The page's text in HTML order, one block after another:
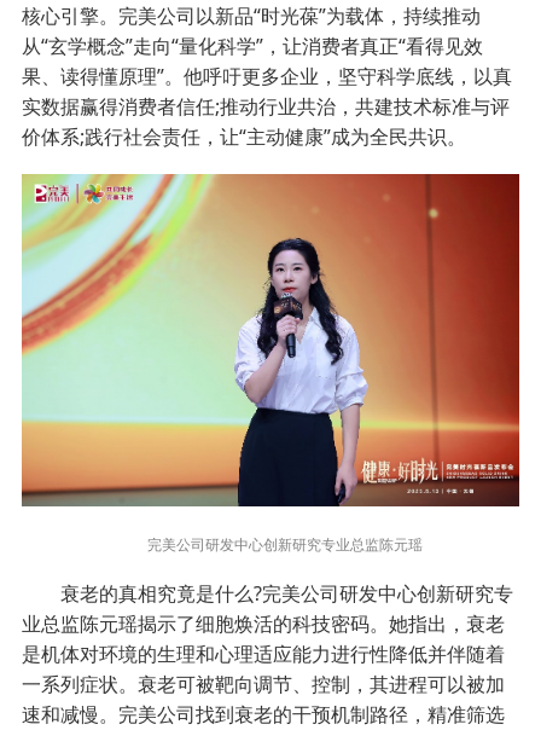
核心引擎。完美公司以新品“时光葆”为载体，持续推动
从“玄学概念”走向“量化科学”，让消费者真正“看得见效
果、读得懂原理”。他呼吁更多企业，坚守科学底线，以真
实数据赢得消费者信任;推动行业共治，共建技术标准与评
价体系;践行社会责任，让“主动健康”成为全民共识。
完美公司研发中心创新研究专业总监陈元瑶
衰老的真相究竟是什么?完美公司研发中心创新研究专
业总监陈元瑶揭示了细胞焕活的科技密码。她指出，衰老
是机体对环境的生理和心理适应能力进行性降低并伴随着
一系列症状。衰老可被靶向调节、控制，其进程可以被加
速和减慢。完美公司找到衰老的干预机制路径，精准筛选